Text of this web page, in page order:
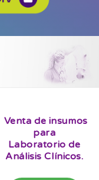
Venta de insumos
para
Laboratorio de
Análisis Clínicos.